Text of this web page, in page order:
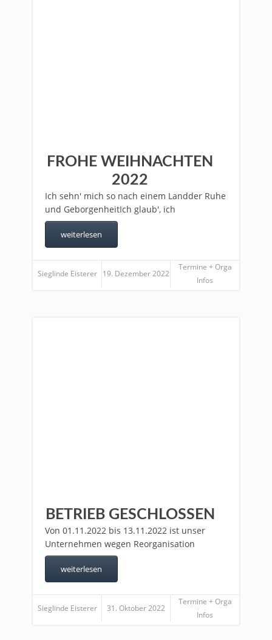
FROHE WEIHNACHTEN
2022
Ich sehn' mich so nach einem Landder Ruhe
und GeborgenheitIch glaub', ich
weiterlesen
Sieglinde Eisterer 19. Dezember 2022
Termine + Orga
Infos
BETRIEB GESCHLOSSEN
Von 01.11.2022 bis 13.11.2022 ist unser
Unternehmen wegen Reorganisation
weiterlesen
Sieglinde Eisterer 31. Oktober 2022
Termine + Orga
Infos